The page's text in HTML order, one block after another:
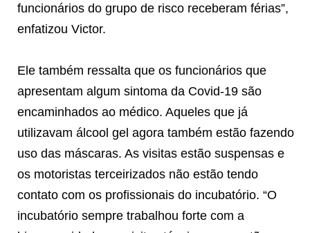
funcionários do grupo de risco receberam férias”,
enfatizou Victor.
Ele também ressalta que os funcionários que
apresentam algum sintoma da Covid-19 são
encaminhados ao médico. Aqueles que já
utilizavam álcool gel agora também estão fazendo
uso das máscaras. As visitas estão suspensas e
os motoristas terceirizados não estão tendo
contato com os profissionais do incubatório. “O
incubatório sempre trabalhou forte com a